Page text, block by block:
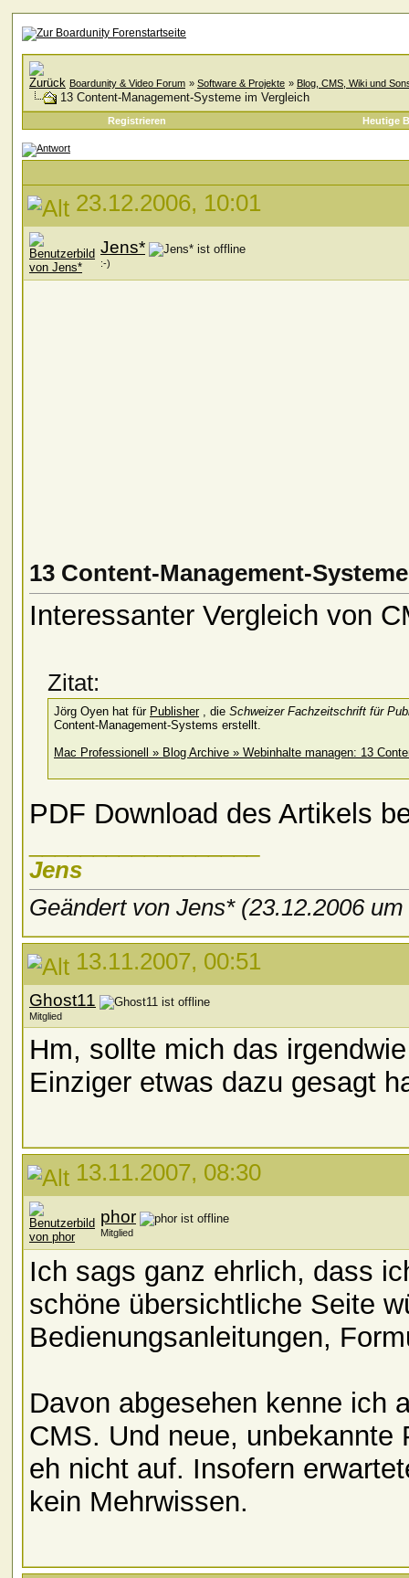
Boardunity & Video Forum » Software & Projekte » Blog, CMS, Wiki und
13 Content-Management-Systeme im Vergleich
Registrieren Heutige
23.12.2006, 10:01
Jens*
:-)
13 Content-Management-
Interessanter Vergleich von
Zitat:
Jörg Oyen hat für Publisher, die Schweizer Fachzeitschrift für
Content-Management-Systems erstellt.
Mac Professionell » Blog Archive » Webinhalte managen: 13
PDF Download des Artikels
Jens
Geändert von Jens* (23.12.2006 um
13.11.2007, 00:51
Ghost11
Mitglied
Hm, sollte mich das
Einziger etwas dazu gesagt
13.11.2007, 08:30
phor
Mitglied
Ich sags ganz ehrlich, dass
schöne übersichtliche Seite
Bedienungsanleitungen,
Davon abgesehen kenne ich
CMS. Und neue,
eh nicht auf. Insofern
kein Mehrwissen.